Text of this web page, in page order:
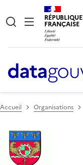
RÉPUBLIQUE
FRANÇAISE
Accueil Organisations